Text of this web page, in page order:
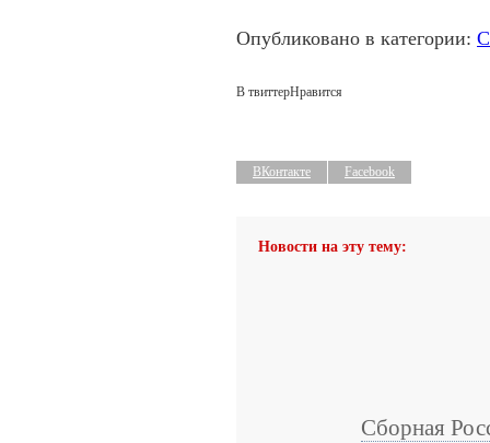
Опубликовано в категории:
В твиттерНравится
ВКонтакте Facebook
Новости на эту тему:
Сборная